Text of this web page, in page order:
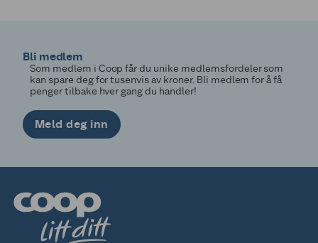
Bli medlem
Som medlem i Coop får du unike medlemsfordeler som
kan spare deg for tusenvis av kroner. Bli medlem for å få
penger tilbake hver gang du handler!
Meld deg inn